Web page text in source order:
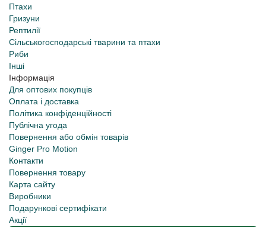
Птахи
Гризуни
Рептилії
Сільськогосподарські тварини та птахи
Риби
Інші
Інформація
Для оптових покупців
Оплата і доставка
Політика конфіденційності
Публічна угода
Повернення або обмін товарів
Ginger Pro Motion
Контакти
Повернення товару
Карта сайту
Виробники
Подарункові сертифікати
Акції